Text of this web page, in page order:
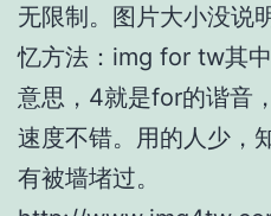
无限制。图片大小没说
忆方法：img for tw其
意思，4就是for的谐音
速度不错。用的人少，
有被墙堵过。